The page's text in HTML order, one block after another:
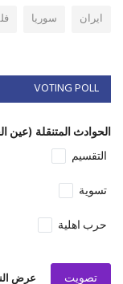
ايران
سوريا
VOTING POLL
الحوادث المتنقلة (عين
التقسيم
تسوية
حرب اهلية
تصويت عرض